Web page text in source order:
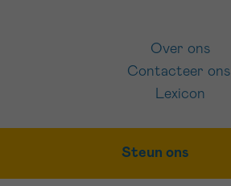
Over ons
Contacteer ons
Lexicon
Steun ons